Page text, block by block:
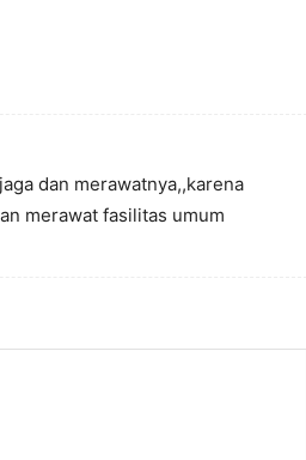
dan merawatnya,,karena
merawat fasilitas umum